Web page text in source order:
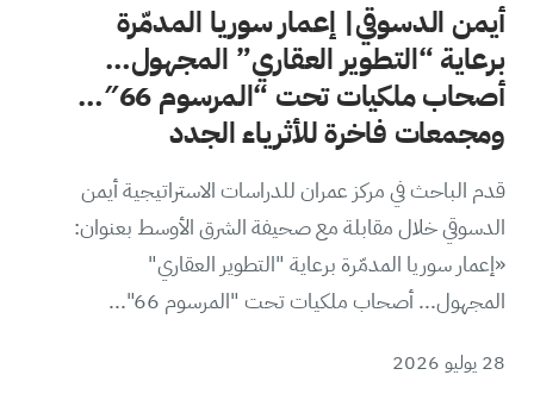
أيمن الدسوقي| إعمار سوريا المدمّرة
برعاية “التطوير العقاري” المجهول…
أصحاب ملكيات تحت “المرسوم 66″…
ومجمعات فاخرة للأثرياء الجدد
قدم الباحث في مركز عمران للدراسات الاستراتيجية أيمن
الدسوقي خلال مقابلة مع صحيفة الشرق الأوسط بعنوان:
«إعمار سوريا المدمّرة برعاية "التطوير العقاري"
المجهول... أصحاب ملكيات تحت "المرسوم 66"...
28 يوليو 2026